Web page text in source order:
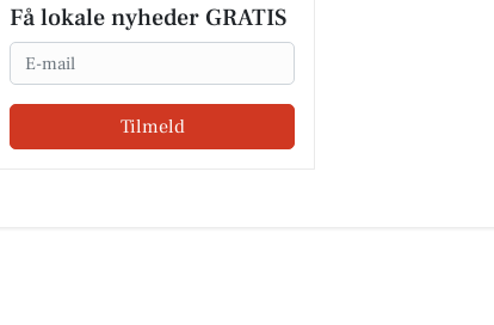
Få lokale nyheder GRATIS
Email
Tilmeld